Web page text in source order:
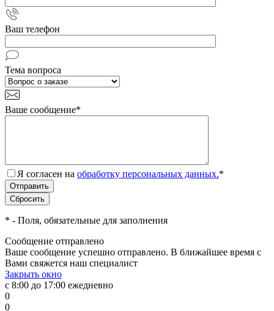
Ваш телефон
Тема вопроса
Ваше сообщение*
Я согласен на обработку персональных данных.*
* - Поля, обязательные для заполнения
Сообщение отправлено
Ваше сообщение успешно отправлено. В ближайшее время с
Вами свяжется наш специалист
Закрыть окно
с 8:00 до 17:00 ежедневно
0
0